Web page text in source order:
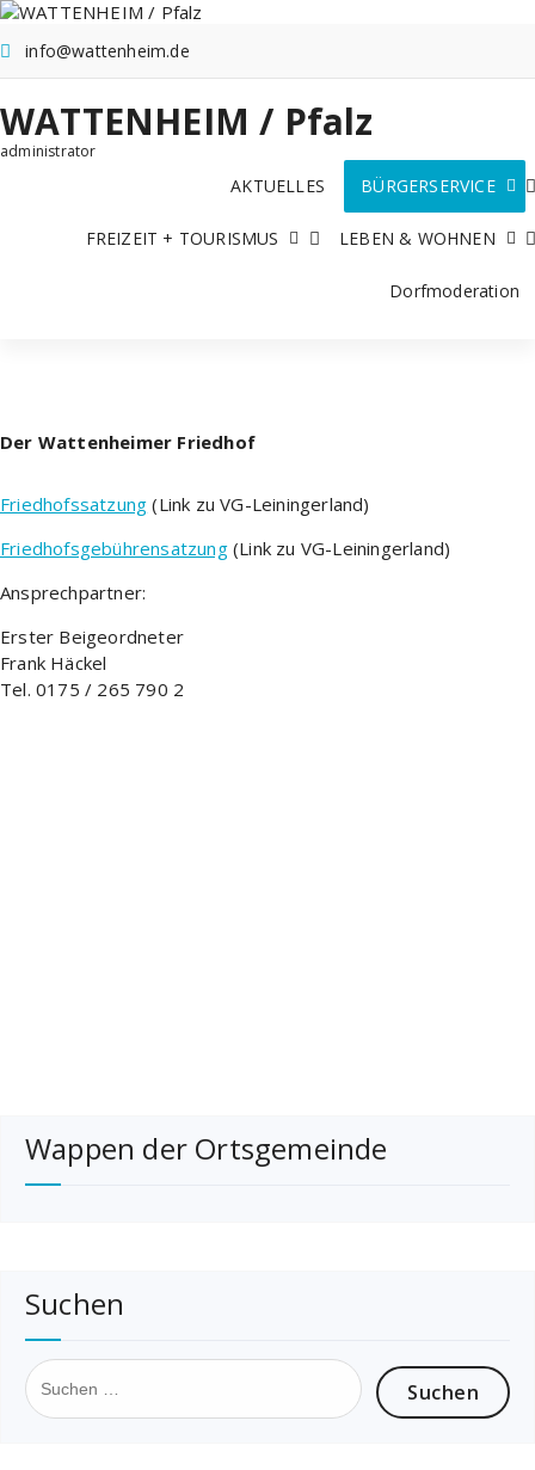
Zum
springen
info@wattenheim.de
WATTENHEIM / Pfalz
administrator
AKTUELLES BÜRGERSERVICE
FREIZEIT + TOURISMUS LEBEN & WOHNEN
Dorfmoderation
Der Wattenheimer Friedhof
Friedhofssatzung (Link zu VG-Leiningerland)
Friedhofsgebührensatzung(Link zu VG-Leiningerland)
Ansprechpartner:
Erster Beigeordneter
Frank Häckel
Tel. 0175 / 265 790 2
Wappen der Ortsgemeinde
Suchen
Suchen
nach: